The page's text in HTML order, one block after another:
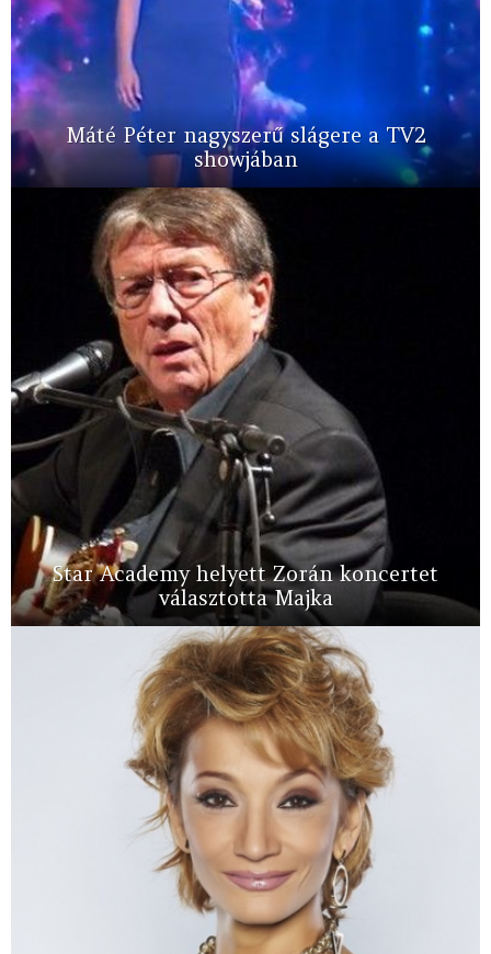
Máté Péter nagyszerű slágere a TV2
showjában
Star Academy helyett Zorán koncertet
választotta Majka